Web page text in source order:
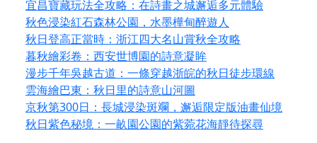
宜昌寶藏玩法全攻略：在詩畫之城邂逅多元體驗
秋色浸染紅石森林公園，水墨樺甸醉遊人
秋日登高正當時：浙江四大名山賞秋全攻略
暮秋繪彩卷：西安世博園的詩意凝眸
漫步千年吳越古道：一條穿越浙皖的秋日徒步環線
雲海繪巴東：秋日里的詩意山河圖
京秋第300日：長城浸染斑斕，邂逅限定版油畫仙境
秋日紫色秘境：一畝園公園的紫菀花海靜待探尋